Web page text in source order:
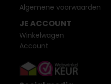
Algemene voorwaarden
JE ACCOUNT
Winkelwagen
Account